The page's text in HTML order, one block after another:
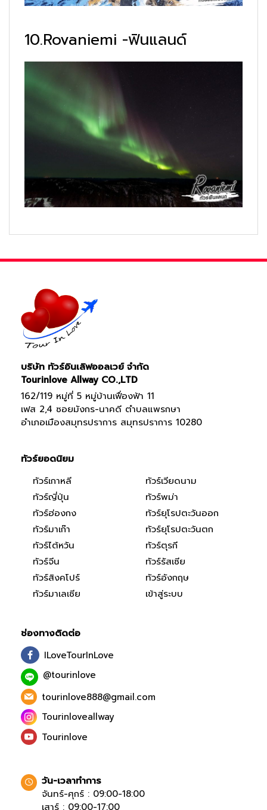
10.Rovaniemi -ฟินแลนด์
บริษัท ทัวร์อินเลิฟออลเวย์ จำกัด
Tourinlove Allway CO.,LTD
162/119 หมู่ที่ 5 หมู่บ้านเฟื่องฟ้า 11
เฟส 2,4 ซอยมังกร-นาคดี ตำบลแพรกษา
อำเภอเมืองสมุทรปราการ สมุทรปราการ 10280
ทัวร์ยอดนิยม
ทัวร์เกาหลี
ทัวร์ญี่ปุ่น
ทัวร์ฮ่องกง
ทัวร์มาเก๊า
ทัวร์ไต้หวัน
ทัวร์จีน
ทัวร์สิงคโปร์
ทัวร์มาเลเซีย
ทัวร์เวียดนาม
ทัวร์พม่า
ทัวร์ยุโรปตะวันออก
ทัวร์ยุโรปตะวันตก
ทัวร์ตุรกี
ทัวร์รัสเซีย
ทัวร์อังกฤษ
เข้าสู่ระบบ
ช่องทางติดต่อ
ILoveTourInLove
@tourinlove
tourinlove888@gmail.com
Tourinloveallway
Tourinlove
วัน-เวลาทำการ
จันทร์-ศุกร์ : 09:00-18:00
เสาร์ : 09:00-17:00